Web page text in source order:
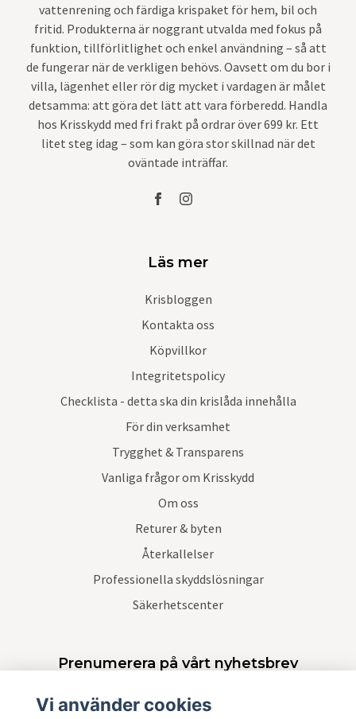
vattenrening och färdiga krispaket för hem, bil och
fritid. Produkterna är noggrant utvalda med fokus på
funktion, tillförlitlighet och enkel användning – så att
de fungerar när de verkligen behövs. Oavsett om du bor i
villa, lägenhet eller rör dig mycket i vardagen är målet
detsamma: att göra det lätt att vara förberedd. Handla
hos Krisskydd med fri frakt på ordrar över 699 kr. Ett
litet steg idag – som kan göra stor skillnad när det
oväntade inträffar.
Läs mer
Krisbloggen
Kontakta oss
Köpvillkor
Integritetspolicy
Checklista - detta ska din krislåda innehålla
För din verksamhet
Trygghet & Transparens
Vanliga frågor om Krisskydd
Om oss
Returer & byten
Återkallelser
Professionella skyddslösningar
Säkerhetscenter
Prenumerera på vårt nyhetsbrev
Vi använder cookies